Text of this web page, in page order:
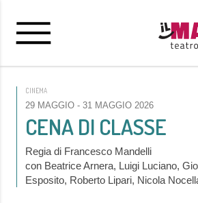
CINEMA
29 MAGGIO - 31 MAGGIO 2026
CENA DI CLASSE
Regia di Francesco Mandelli
con Beatrice Arnera, Luigi Luciano,
Esposito, Roberto Lipari, Nicola